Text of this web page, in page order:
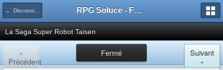
← Discussions RPGs RPG Soluce - Forum
La Saga Super Robot Taisen
Fermé
«
Précédent
Suivant
»